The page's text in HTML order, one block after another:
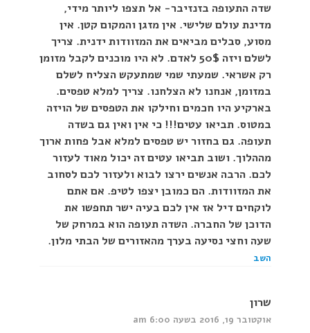
שדה התעופה בזנזיבר- אל תצפו ליותר מידי,
מדינת עולם שלישי. אין מזגן והמקום קטן. אין
מסוע, סבלים מביאים את המזוודות ידנית. צריך
לשלם ויזה 50$ לאדם. לא היו מוכנים לקבל מזומן
רק אשראי. שמעתי שמי שמתעקש הצליח לשלם
במזומן, אנחנו לא הצלחנו. צריך למלא טפסים.
בארקיע היו חכמים וחילקו את הטפסים של הויזה
במטוס. תביאו עטים!!! כי אין ואין גם בשדה
תעופה. גם בחזור יש טפסים למלא אבל פחות ארוך
מההלוך. ושוב תביאו עטים זה יכול מאוד לעזור
לכם. הרבה אנשים ירצו לבוא ולעזור לכם לסחוב
את המזוודות. הם כמובן יצפו לטיפ. אם אתם
לוקחים דיל אז אין לכם בעיה ישר תחפשו את
הדוכן של החברה. השדה תעופה הוא במרחק של
שעה וחצי נסיעה בערך מהאזורים של הבתי מלון.
השב
שרון
אוקטובר 19, 2016 בשעה 6:00 am